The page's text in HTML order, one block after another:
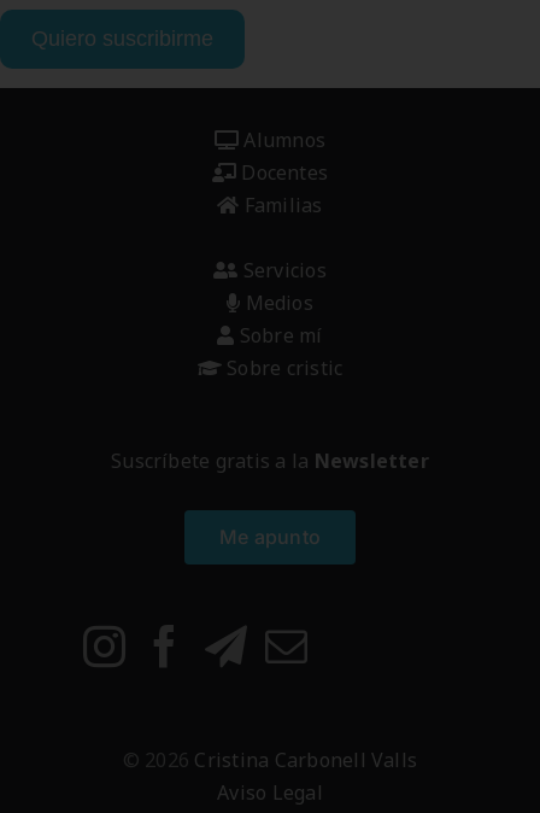
correo
electrónico
Quiero suscribirme
Alumnos
Docentes
Familias
Servicios
Medios
Sobre mí
Sobre cristic
Suscríbete gratis a la Newsletter
Me apunto
© 2026 Cristina Carbonell Valls
Aviso Legal